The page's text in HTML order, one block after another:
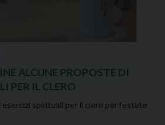
ALCUNE PROPOSTE DI
PER IL CLERO
spirituali per il clero per l'estate